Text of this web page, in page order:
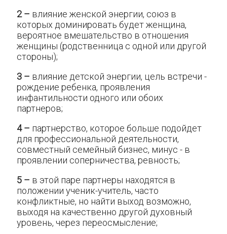
2 – влияние женской энергии, союз в
которых доминировать будет женщина,
вероятное вмешательство в отношения
женщины (родственница с одной или другой
стороны);
3 – влияние детской энергии, цель встречи -
рождение ребенка, проявления
инфантильности одного или обоих
партнеров;
4 – партнерство, которое больше подойдет
для профессиональной деятельности,
совместный семейный бизнес, минус - в
проявлении соперничества, ревность;
5 – в этой паре партнеры находятся в
положении ученик-учитель, часто
конфликтные, но найти выход возможно,
выходя на качественно другой духовный
уровень, через переосмысление;